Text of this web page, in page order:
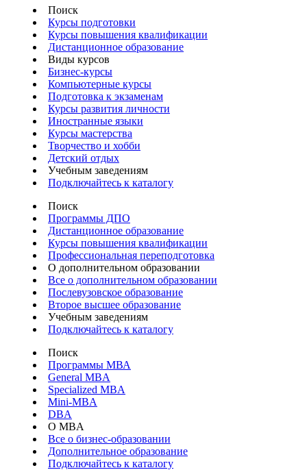
Поиск
Курсы подготовки
Курсы повышения квалификации
Дистанционное образование
Виды курсов
Бизнес-курсы
Компьютерные курсы
Подготовка к экзаменам
Курсы развития личности
Иностранные языки
Курсы мастерства
Творчество и хобби
Детский отдых
Учебным заведениям
Подключайтесь к каталогу
Поиск
Программы ДПО
Дистанционное образование
Курсы повышения квалификации
Профессиональная переподготовка
О дополнительном образовании
Все о дополнительном образовании
Послевузовское образование
Второе высшее образование
Учебным заведениям
Подключайтесь к каталогу
Поиск
Программы МВА
General MBA
Specialized MBA
Mini-MBA
DBA
О MBA
Все о бизнес-образовании
Дополнительное образование
Подключайтесь к каталогу